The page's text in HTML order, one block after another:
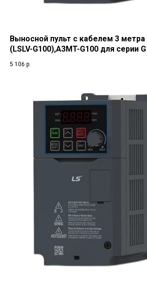
Выносной пульт с кабелем 3 метра
(LSLV-G100),A3MT-G100 для серии
5 106 р.